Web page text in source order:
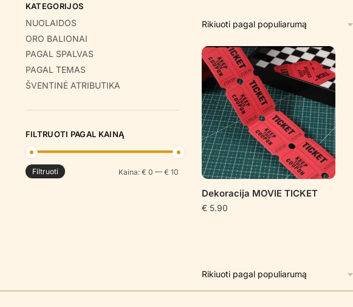
Dekoracija MOVIE TICKET
€5.90
KATEGORIJOS
NUOLAIDOS
ORO BALIONAI
PAGAL SPALVAS
PAGAL TEMAS
ŠVENTINĖ ATRIBUTIKA
FILTRUOTI PAGAL KAINĄ
Min
Maks
Filtruoti Kaina: € 0 — € 10